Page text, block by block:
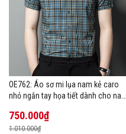
OE762: Áo sơ mi lụa nam kẻ caro
nhỏ ngắn tay họa tiết dành cho nam
750.000₫
1.010.000₫